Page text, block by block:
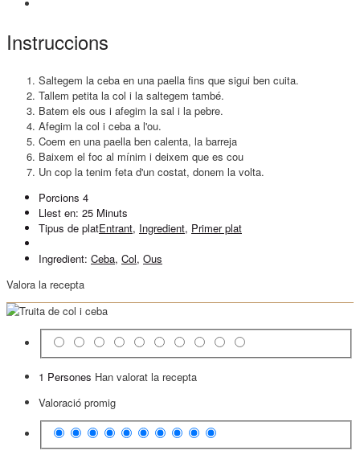
Instruccions
Saltegem la ceba en una paella fins que sigui ben cuita.
Tallem petita la col i la saltegem també.
Batem els ous i afegim la sal i la pebre.
Afegim la col i ceba a l'ou.
Coem en una paella ben calenta, la barreja
Baixem el foc al mínim i deixem que es cou
Un cop la tenim feta d'un costat, donem la volta.
Porcions 4
Llest en: 25 Minuts
Tipus de platEntrant, Ingredient, Primer plat
Ingredient: Ceba, Col, Ous
Valora la recepta
1 Persones Han valorat la recepta
Valoració promig